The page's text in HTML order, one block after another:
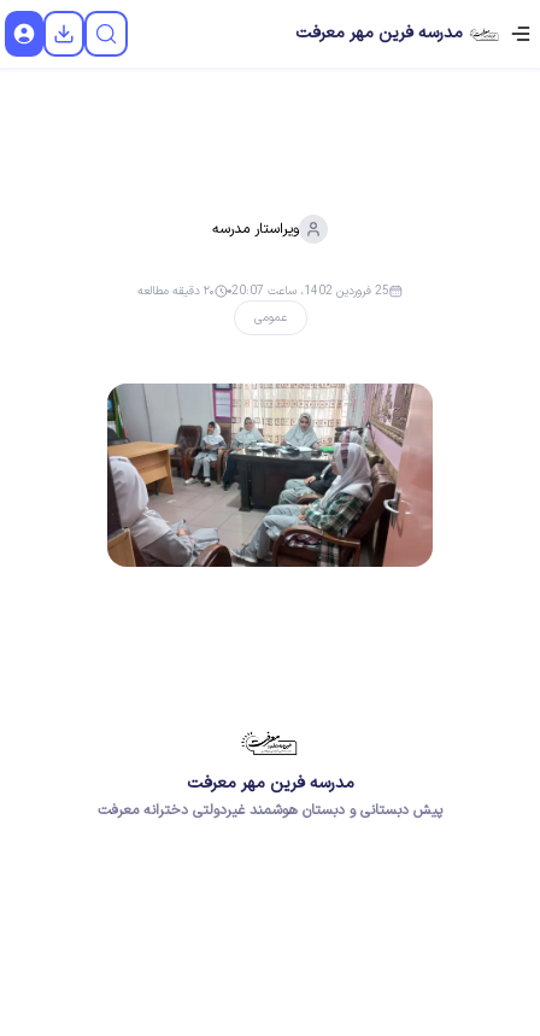
مدرسه فرین مهر معرفت
ویراستار مدرسه
عمومی
25 فروردین 1402، ساعت 20:07 ۲۰ دقیقه مطالعه
مدرسه فرین مهر معرفت
پیش دبستانی و دبستان هوشمند غیردولتی دخترانه معرفت